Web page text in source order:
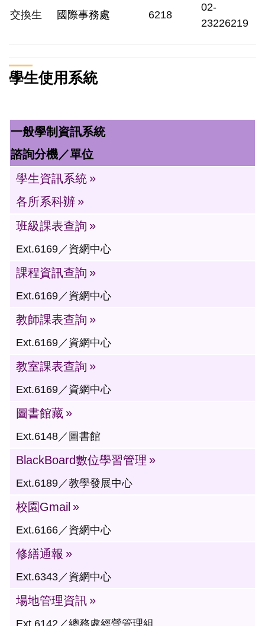
交換生 國際事務處 6218
02-
23226219
學生使用系統
一般學制資訊系統
諮詢分機／單位
學生資訊系統
各所系科辦
班級課表查詢
Ext.6169／資網中心
課程資訊查詢
Ext.6169／資網中心
教師課表查詢
Ext.6169／資網中心
教室課表查詢
Ext.6169／資網中心
圖書館藏
Ext.6148／圖書館
BlackBoard數位學習管理
Ext.6189／教學發展中心
校園Gmail
Ext.6166／資網中心
修繕通報
Ext.6343／資網中心
場地管理資訊
Ext.6142／總務處經營管理組